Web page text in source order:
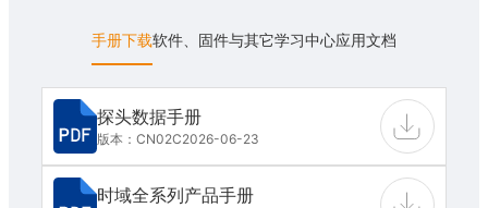
手册下载软件、固件与其它学习中心应用文档
探头数据手册
版本：CN02C2026-06-23
时域全系列产品手册